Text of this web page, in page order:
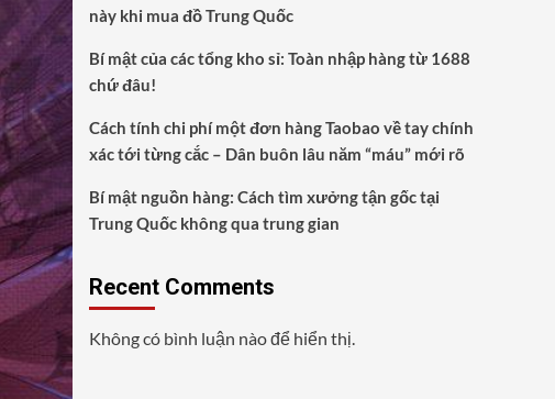
này khi mua đồ Trung Quốc
Bí mật của các tổng kho sỉ: Toàn nhập hàng từ 1688
chứ đâu!
Cách tính chi phí một đơn hàng Taobao về tay chính
xác tới từng cắc – Dân buôn lâu năm “máu” mới rõ
Bí mật nguồn hàng: Cách tìm xưởng tận gốc tại
Trung Quốc không qua trung gian
Recent Comments
Không có bình luận nào để hiển thị.